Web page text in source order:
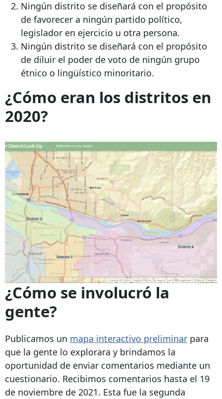
Ningún distrito se diseñará con el propósito
de favorecer a ningún partido político,
legislador en ejercicio u otra persona.
Ningún distrito se diseñará con el propósito
de diluir el poder de voto de ningún grupo
étnico o lingüístico minoritario.
¿Cómo eran los distritos en
2020?
¿Cómo se involucró la
gente?
Publicamos un mapa interactivo preliminar para
que la gente lo explorara y brindamos la
oportunidad de enviar comentarios mediante un
cuestionario. Recibimos comentarios hasta el 19
de noviembre de 2021. Esta fue la segunda